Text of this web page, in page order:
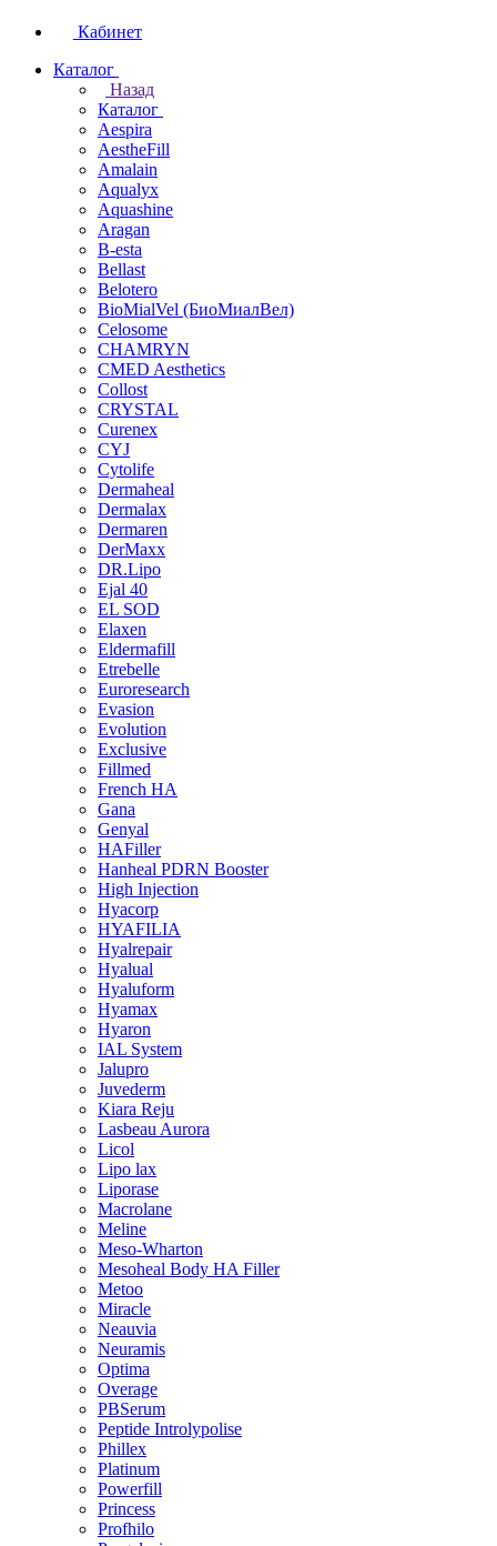
Кабинет
Каталог
Назад
Каталог
Aespira
AestheFill
Amalain
Aqualyx
Aquashine
Aragan
B-esta
Bellast
Belotero
BioMialVel (БиоМиалВел)
Celosome
CHAMRYN
CMED Aesthetics
Collost
CRYSTAL
Curenex
CYJ
Cytolife
Dermaheal
Dermalax
Dermaren
DerMaxx
DR.Lipo
Ejal 40
EL SOD
Elaxen
Eldermafill
Etrebelle
Euroresearch
Evasion
Evolution
Exclusive
Fillmed
French HA
Gana
Genyal
HAFiller
Hanheal PDRN Booster
High Injection
Hyacorp
HYAFILIA
Hyalrepair
Hyalual
Hyaluform
Hyamax
Hyaron
IAL System
Jalupro
Juvederm
Kiara Reju
Lasbeau Aurora
Licol
Lipo lax
Liporase
Macrolane
Meline
Meso-Wharton
Mesoheal Body HA Filler
Metoo
Miracle
Neauvia
Neuramis
Optima
Overage
PBSerum
Peptide Introlypolise
Phillex
Platinum
Powerfill
Princess
Profhilo